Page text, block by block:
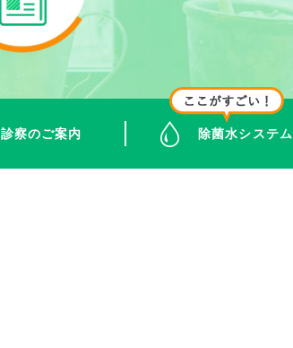
診察のご案内 除菌水システム